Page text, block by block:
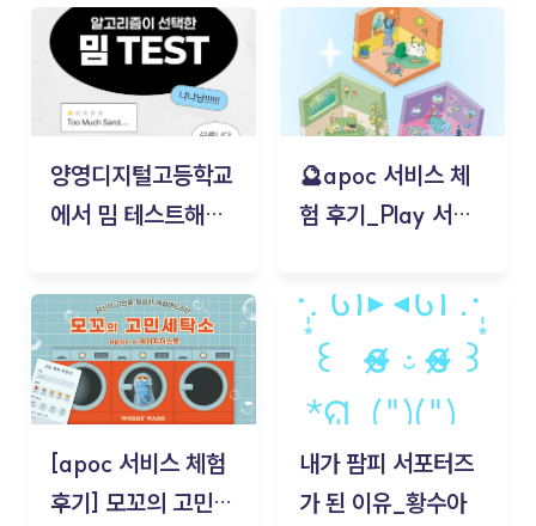
양영디지털고등학교
에서 밈 테스트해보
🔮apoc 서비스 체
험 후기_Play 서비
김태현
[apoc 서비스 체험
후기] 모꼬의 고민세
내가 팜피 서포터즈
가 된 이유_황수아